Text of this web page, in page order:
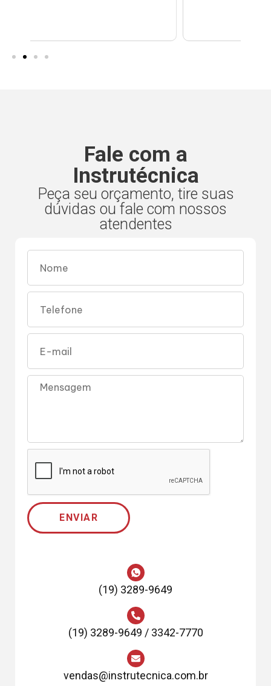
Fale com a
Instrutécnica
Peça seu orçamento, tire suas
dúvidas ou fale com nossos
atendentes
ENVIAR
(19) 3289-9649
(19) 3289-9649 / 3342-7770
vendas@instrutecnica.com.br